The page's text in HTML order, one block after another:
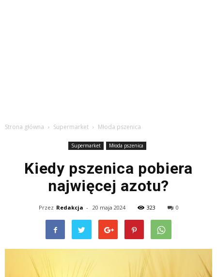
Strona główna Supermarket Młoda pszenica
Supermarket Młoda pszenica
Kiedy pszenica pobiera
najwięcej azotu?
Przez Redakcja - 20 maja 2024 323 0